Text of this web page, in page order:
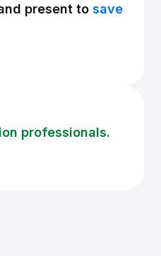
present to save
professionals.